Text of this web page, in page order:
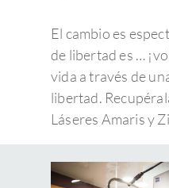
El cambio es
de libertad es …
vida a través de
libertad.
Láseres Amaris y